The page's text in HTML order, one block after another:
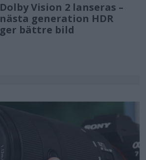
Dolby Vision 2 lanseras –
nästa generation HDR
ger bättre bild